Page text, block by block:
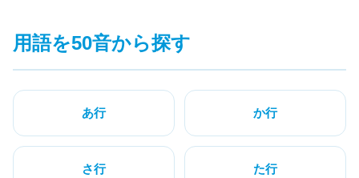
用語を50音から探す
あ行 か行
さ行 た行